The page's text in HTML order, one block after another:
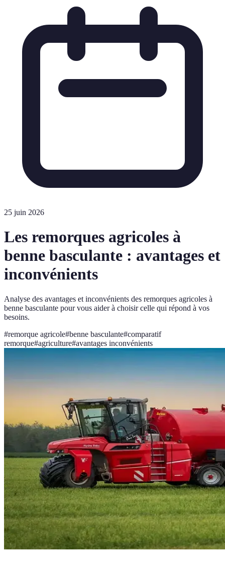
25 juin 2026
Les remorques agricoles à
benne basculante : avantages et
inconvénients
Analyse des avantages et inconvénients des remorques agricoles à
benne basculante pour vous aider à choisir celle qui répond à vos
besoins.
#remorque agricole#benne basculante#comparatif
remorque#agriculture#avantages inconvénients